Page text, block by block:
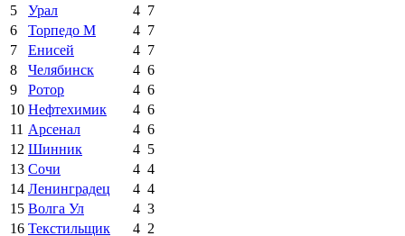
5
Урал 4 7
6
Торпедо М 4 7
7
Енисей 4 7
8
Челябинск 4 6
9
Ротор 4 6
10 Нефтехимик 4 6
11 Арсенал 4 6
12 Шинник 4 5
13 Сочи 4 4
14 Ленинградец 4 4
15 Волга Ул 4 3
16 Текстильщик 4 2